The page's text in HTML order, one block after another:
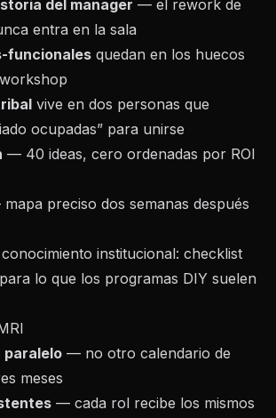
del manager — el rework de
entra en la sala
funcionales quedan en los huecos
vive en dos personas que
ocupadas” para unirse
— 40 ideas, cero ordenadas por ROI
preciso dos semanas después
institucional: checklist
para lo que los programas DIY suelen
paralelo — no otro calendario de
meses
— cada rol recibe los mismos